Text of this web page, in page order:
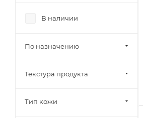
В наличии
По назначению
Текстура продукта
Тип кожи